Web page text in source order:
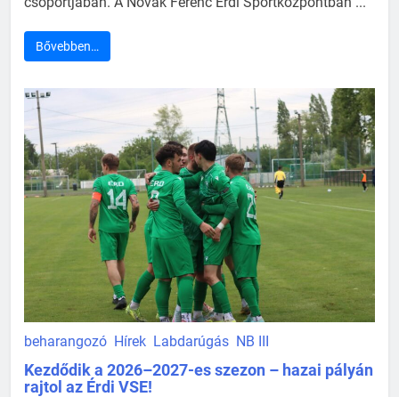
Bővebben…
beharangozó Hírek Labdarúgás NB III
Kezdődik a 2026–2027-es szezon – hazai pályán
rajtol az Érdi VSE!